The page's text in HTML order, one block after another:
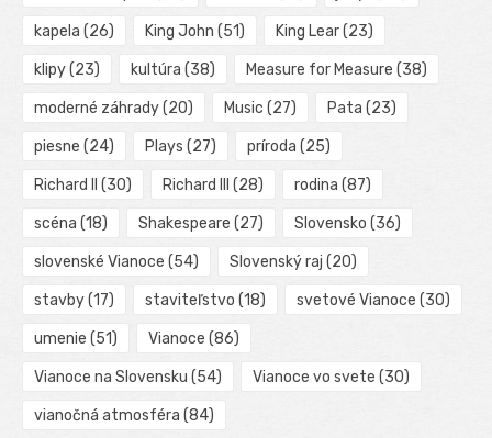
kapela (26) King John (51) King Lear(23)
klipy(23) kultúra (38) Measure for Measure (38)
moderné záhrady(20) Music (27) Pata (23)
piesne (24) Plays (27) príroda (25)
Richard II (30) Richard III (28) rodina (87)
scéna (18) Shakespeare (27) Slovensko (36)
slovenské Vianoce (54) Slovenský raj (20)
stavby(17) staviteľstvo (18) svetové Vianoce (30)
umenie (51) Vianoce (86)
Vianoce na Slovensku (54) Vianoce vo svete (30)
vianočná atmosféra (84)